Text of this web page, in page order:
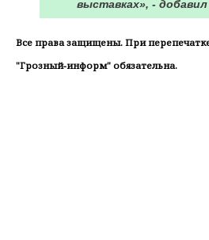
выставках», - добавил
Все права защищены. При
"Грозный-информ" обязательна.